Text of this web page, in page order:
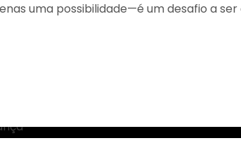
uma possibilidade—é um desafio a